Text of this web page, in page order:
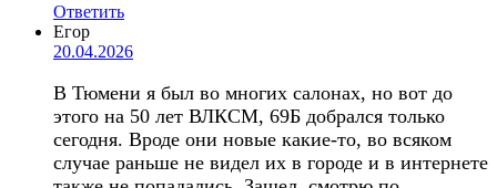
Ответить
Егор
20.04.2026
В Тюмени я был во многих салонах, но вот до
этого на 50 лет ВЛКСМ, 69Б добрался только
сегодня. Вроде они новые какие-то, во всяком
случае раньше не видел их в городе и в интернете